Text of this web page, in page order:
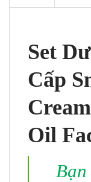
Set
Cấp
Oil